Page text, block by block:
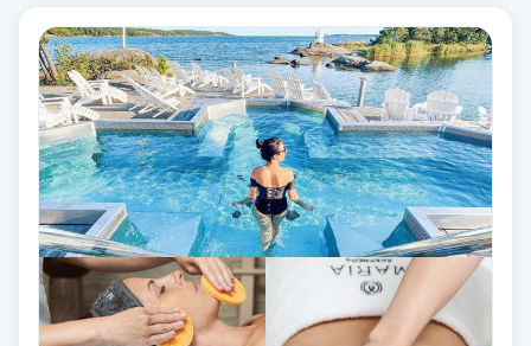
Fillers
Fotmassage
Fotsvamp
Fotvård
Fransar